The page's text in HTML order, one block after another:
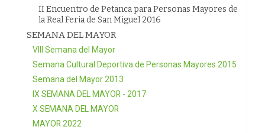
II Encuentro de Petanca para Personas Mayores de
la Real Feria de San Miguel 2016
SEMANA DEL MAYOR
VIII Semana del Mayor
Semana Cultural Deportiva de Personas Mayores 2015
Semana del Mayor 2013
IX SEMANA DEL MAYOR - 2017
X SEMANA DEL MAYOR
MAYOR 2022